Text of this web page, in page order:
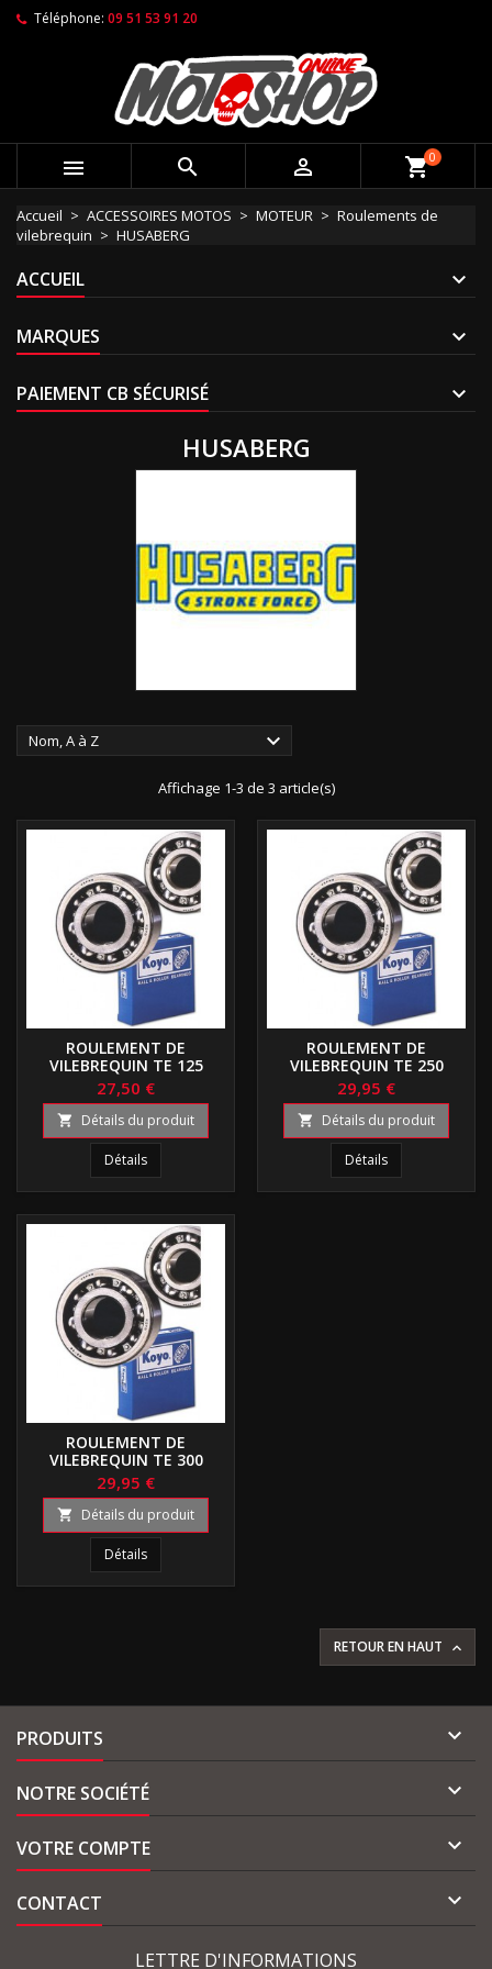
Téléphone: 09 51 53 91 20
   shopping_cart0
Accueil ACCESSOIRES MOTOS MOTEUR
Roulements de
vilebrequin
HUSABERG
ACCUEIL
MARQUES
PAIEMENT CB SÉCURISÉ
HUSABERG
Nom, A à Z 
Affichage 1-3 de 3 article(s)
ROULEMENT DE
VILEBREQUIN TE 125
27,50 €
 Détails du produit
Détails
ROULEMENT DE
VILEBREQUIN TE 250
29,95 €
 Détails du produit
Détails
ROULEMENT DE
VILEBREQUIN TE 300
29,95 €
 Détails du produit
Détails
RETOUR EN HAUT 
PRODUITS 
NOTRE SOCIÉTÉ 
VOTRE COMPTE 
CONTACT 
LETTRE D'INFORMATIONS